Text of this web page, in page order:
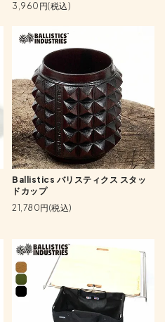
3,960円(税込)
Ballistics バリスティクス スタッ
ドカップ
21,780円(税込)